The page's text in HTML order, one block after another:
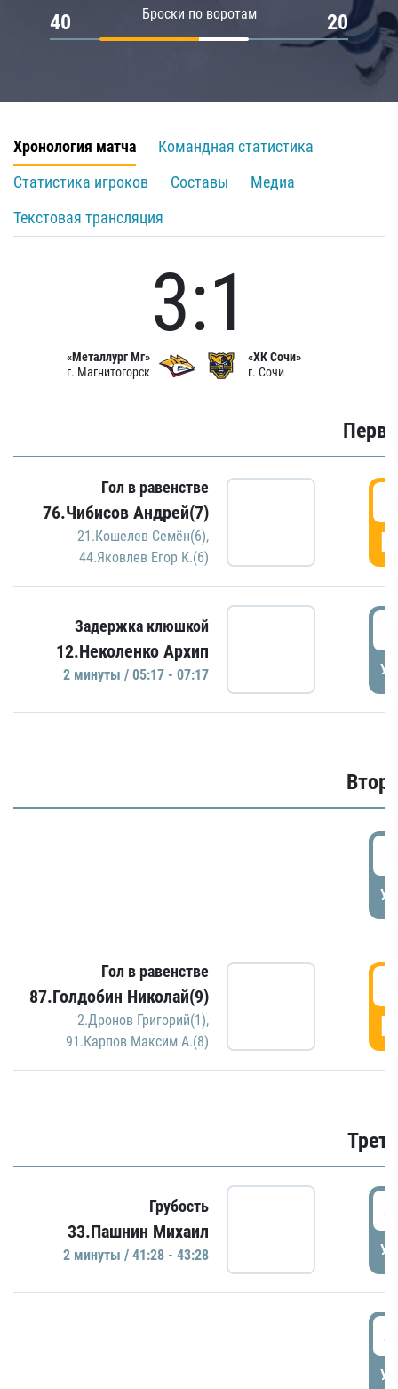
Броски по воротам
40 20
Хронология матча
Командная статистика
Статистика игроков
Составы
Медиа
Текстовая трансляция
«Металлург Мг»
г. Магнитогорск
3:1
«ХК Сочи»
г. Сочи
Гол в равенстве
76.Чибисов Андрей(7)
21.Кошелев Семён(6),
44.Яковлев Егор К.(6)
Задержка клюшкой
12.Неколенко Архип
2 минуты / 05:17 - 07:17
Гол в равенстве
87.Голдобин Николай(9)
2.Дронов Григорий(1),
91.Карпов Максим А.(8)
Грубость
33.Пашнин Михаил
2 минуты / 41:28 - 43:28